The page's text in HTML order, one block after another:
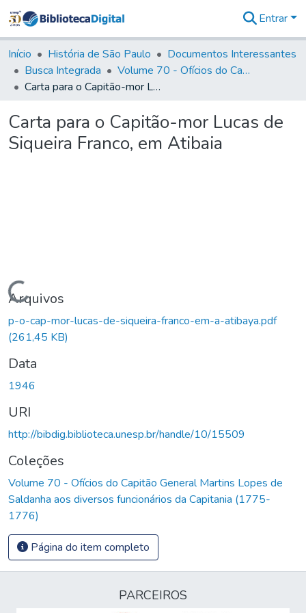
&
Coleções
Tudo na
Biblioteca
Estatísticas
Entrar
Início História de São Paulo
Documentos Interessantes
Busca Integrada
Volume 70 - Ofícios do Capitão General Martins Lopes de Saldanha aos diversos funcionários da Capitania (1775-1776)
Carta para o Capitão-mor Lucas de Siqueira Franco, em Atibaia
Carta para o Capitão-mor Lucas de
Siqueira Franco, em Atibaia
Carregando...
Arquivos
p-o-cap-mor-lucas-de-siqueira-franco-em-a-atibaya.pdf
(261,45 KB)
Data
1946
URI
http://bibdig.biblioteca.unesp.br/handle/10/15509
Coleções
Volume 70 - Ofícios do Capitão General Martins Lopes de
Saldanha aos diversos funcionários da Capitania (1775-
1776)
Página do item completo
PARCEIROS